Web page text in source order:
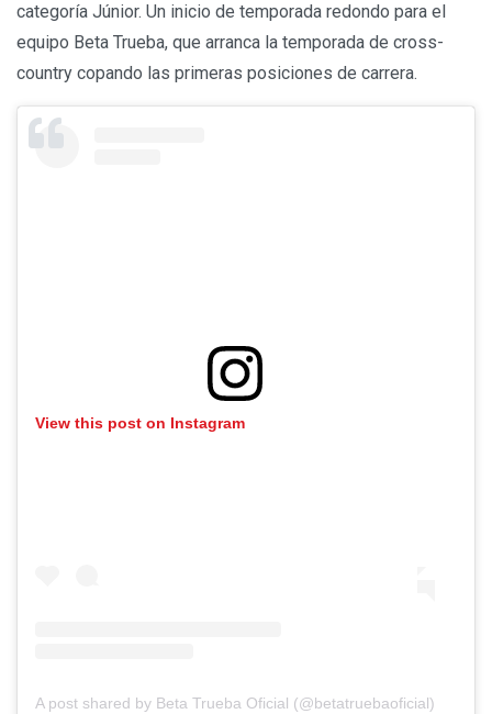
categoría Júnior. Un inicio de temporada redondo para el
equipo Beta Trueba, que arranca la temporada de cross-
country copando las primeras posiciones de carrera.
View this post on Instagram
A post shared by Beta Trueba Oficial (@betatruebaoficial)